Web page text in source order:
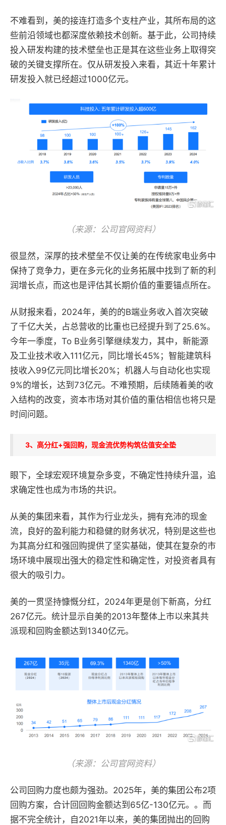
不难看到，美的接连打造多个支柱产业，其所布局的这
些前沿领域也都深度依赖技术创新。基于此，公司持续
投入研发构建的技术壁垒也正是其在这些业务上取得突
破的关键支撑所在。仅从研发投入来看，其近十年累计
研发投入就已经超过1000亿元。
（来源：公司官网资料）
很显然，深厚的技术壁垒不仅让美的在传统家电业务中
保持了竞争力，更在多元化的业务拓展中找到了新的利
润增长点，而这也是评估其长期价值的重要锚点所在。
从财报来看，2024年，美的的B端业务收入首次突破
了千亿大关，占总营收的比重也已经提升到了25.6%。
今年一季度，To B业务引擎继续发力，其中，新能源
及工业技术收入111亿元，同比增长45%；智能建筑科
技收入99亿元同比增长20%；机器人与自动化也实现
9%的增长，达到73亿元。不难预期，后续随着美的收
入结构的改变，资本市场对其价值的重估相信也将只是
时间问题。
3、高分红+强回购，现金流优势构筑估值安全垫
眼下，全球宏观环境复杂多变，不确定性持续升温，追
求确定性也成为市场的共识。
从美的集团来看，其作为行业龙头，拥有充沛的现金
流，良好的盈利能力和稳健的财务状况，特别是这些也
为其高分红和强回购提供了坚实基础，使其在复杂的市
场环境中展现出强大的稳定性和确定性，对投资者具有
很大的吸引力。
美的一贯坚持慷慨分红，2024年更是创下新高，分红
267亿元。统计显示自美的2013年整体上市以来其共
派现和回购金额达到1340亿元。
（来源：公司官网资料）
公司回购力度也颇为强劲。2025年，美的集团公布2项
回购方案，合计回回购金额达到65亿-130亿元。。而
据不完全统计，自2021年以来，美的集团抛出的回购